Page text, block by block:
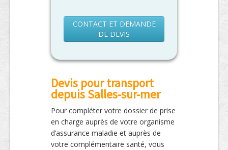
CONTACT ET DEMANDE
DE DEVIS
Devis pour transport
depuis Salles-sur-mer
Pour compléter votre dossier de prise
en charge auprès de votre organisme
d’assurance maladie et auprès de
votre complémentaire santé, vous